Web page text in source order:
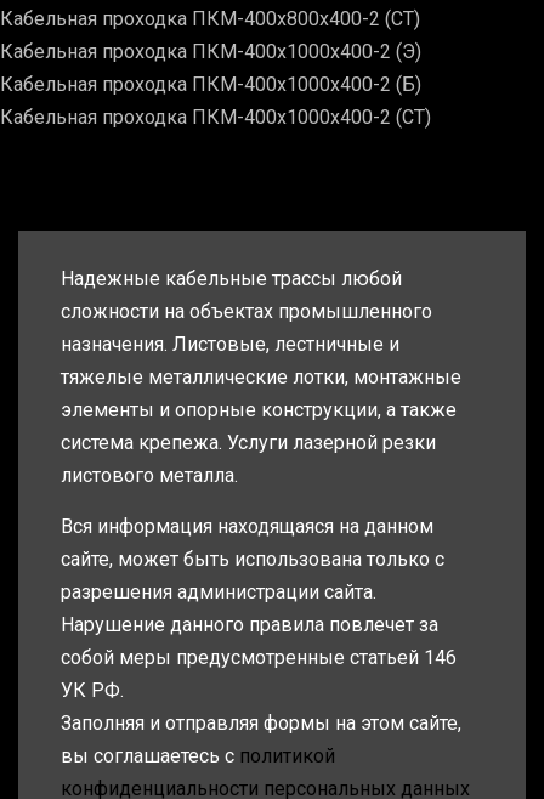
Кабельная проходка ПКМ-400х800х400-2 (СТ)
Кабельная проходка ПКМ-400х1000х400-2 (Э)
Кабельная проходка ПКМ-400х1000х400-2 (Б)
Кабельная проходка ПКМ-400х1000х400-2 (СТ)
Надежные кабельные трассы любой
сложности на объектах промышленного
назначения. Листовые, лестничные и
тяжелые металлические лотки, монтажные
элементы и опорные конструкции, а также
система крепежа. Услуги лазерной резки
листового металла.
Вся информация находящаяся на данном
сайте, может быть использована только с
разрешения администрации сайта.
Нарушение данного правила повлечет за
собой меры предусмотренные статьей 146
УК РФ.
Заполняя и отправляя формы на этом сайте,
вы соглашаетесь с политикой
конфиденциальности персональных данных